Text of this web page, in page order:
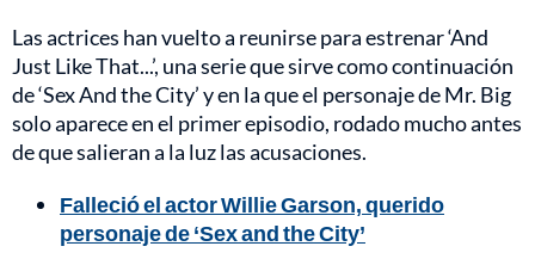
Las actrices han vuelto a reunirse para estrenar ‘And
Just Like That...’, una serie que sirve como continuación
de ‘Sex And the City’ y en la que el personaje de Mr. Big
solo aparece en el primer episodio, rodado mucho antes
de que salieran a la luz las acusaciones.
Falleció el actor Willie Garson, querido
personaje de ‘Sex and the City’